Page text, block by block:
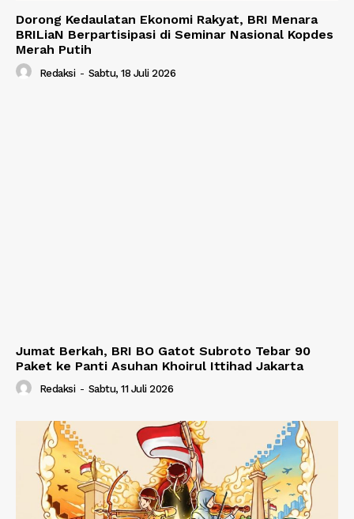
Dorong Kedaulatan Ekonomi Rakyat, BRI Menara
BRILiaN Berpartisipasi di Seminar Nasional Kopdes
Merah Putih
Redaksi - Sabtu, 18 Juli 2026
Jumat Berkah, BRI BO Gatot Subroto Tebar 90
Paket ke Panti Asuhan Khoirul Ittihad Jakarta
Redaksi - Sabtu, 11 Juli 2026